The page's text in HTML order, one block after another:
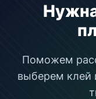
Поможем
выберем клей